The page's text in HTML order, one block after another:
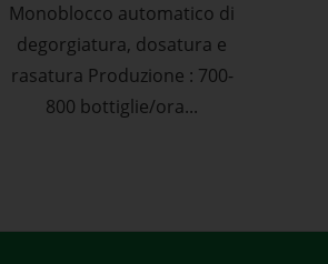
Monoblocco automatico di
degorgiatura, dosatura e
rasatura Produzione : 700-
800 bottiglie/ora...